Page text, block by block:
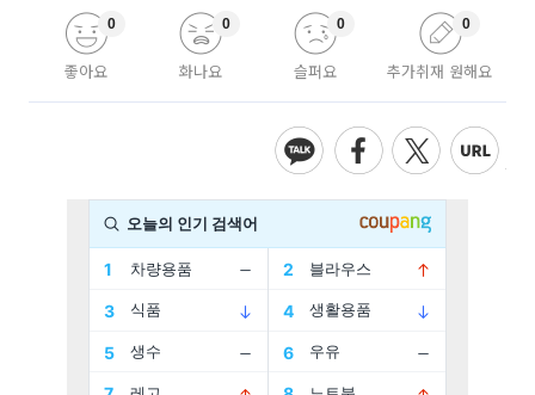
좋아요
0
화나요
0
슬퍼요
0
추가취재 원해요
0